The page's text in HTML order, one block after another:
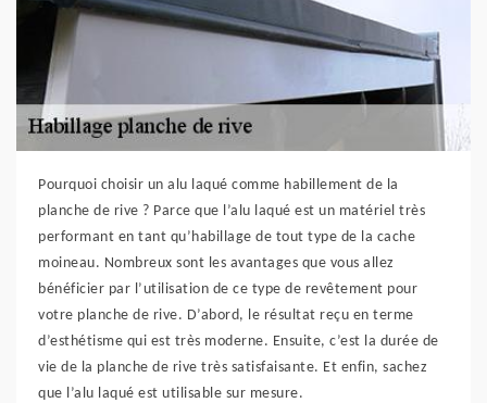
Pourquoi choisir un alu laqué comme habillement de la
planche de rive ? Parce que l’alu laqué est un matériel très
performant en tant qu’habillage de tout type de la cache
moineau. Nombreux sont les avantages que vous allez
bénéficier par l’utilisation de ce type de revêtement pour
votre planche de rive. D’abord, le résultat reçu en terme
d’esthétisme qui est très moderne. Ensuite, c’est la durée de
vie de la planche de rive très satisfaisante. Et enfin, sachez
que l’alu laqué est utilisable sur mesure.